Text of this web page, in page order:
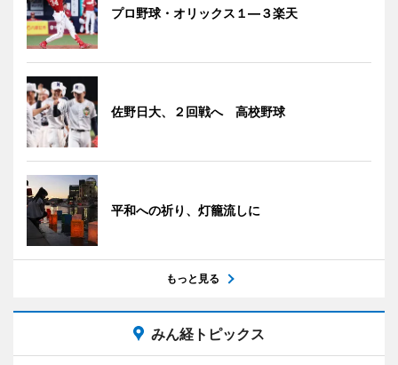
プロ野球・オリックス１―３楽天
佐野日大、２回戦へ 高校野球
平和への祈り、灯籠流しに
もっと見る
みん経トピックス